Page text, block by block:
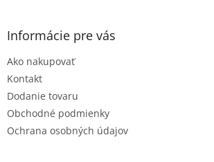
Informácie pre vás
Ako nakupovať
Kontakt
Dodanie tovaru
Obchodné podmienky
Ochrana osobných údajov